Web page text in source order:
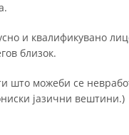
и квалификувано
близок.
што можеби се
јазични вештини.)